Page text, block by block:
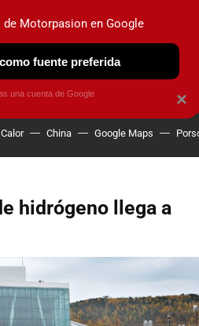
OBSERVATORIO
Calor China Google Maps
hidrógeno llega a
×
de Motorpasion en Google
fuente preferida
una cuenta de Google